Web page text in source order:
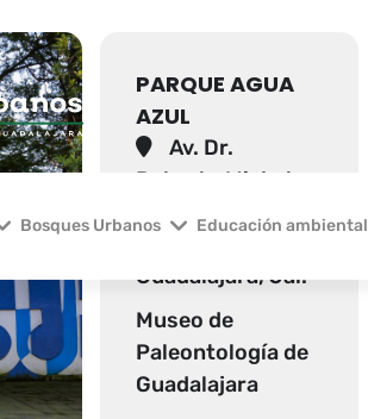
Bosques Urbanos Educación ambiental
PARQUE AGUA
AZUL
Av. Dr.
Roberto Michel
520, San Carlos,
Guadalajara, Jal.
Museo de
Paleontología de
Guadalajara